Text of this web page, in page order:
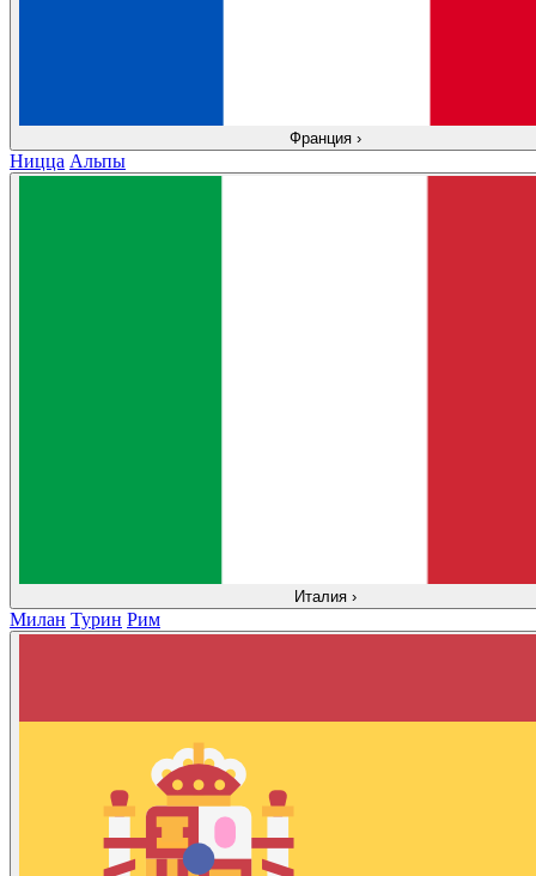
Франция ›
Ницца Альпы
Италия ›
Милан Турин Рим